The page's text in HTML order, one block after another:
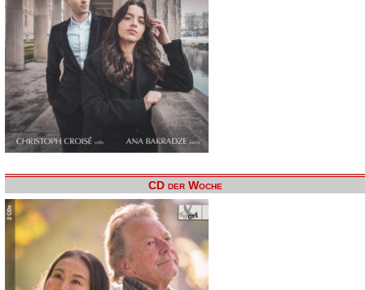
CD der Woche